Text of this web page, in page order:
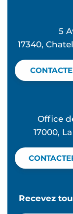
5
17340,
Office
17000,
Recevez